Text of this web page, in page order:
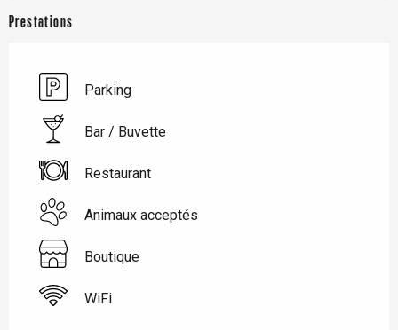
Prestations
Parking
Bar / Buvette
Restaurant
Animaux acceptés
Boutique
WiFi